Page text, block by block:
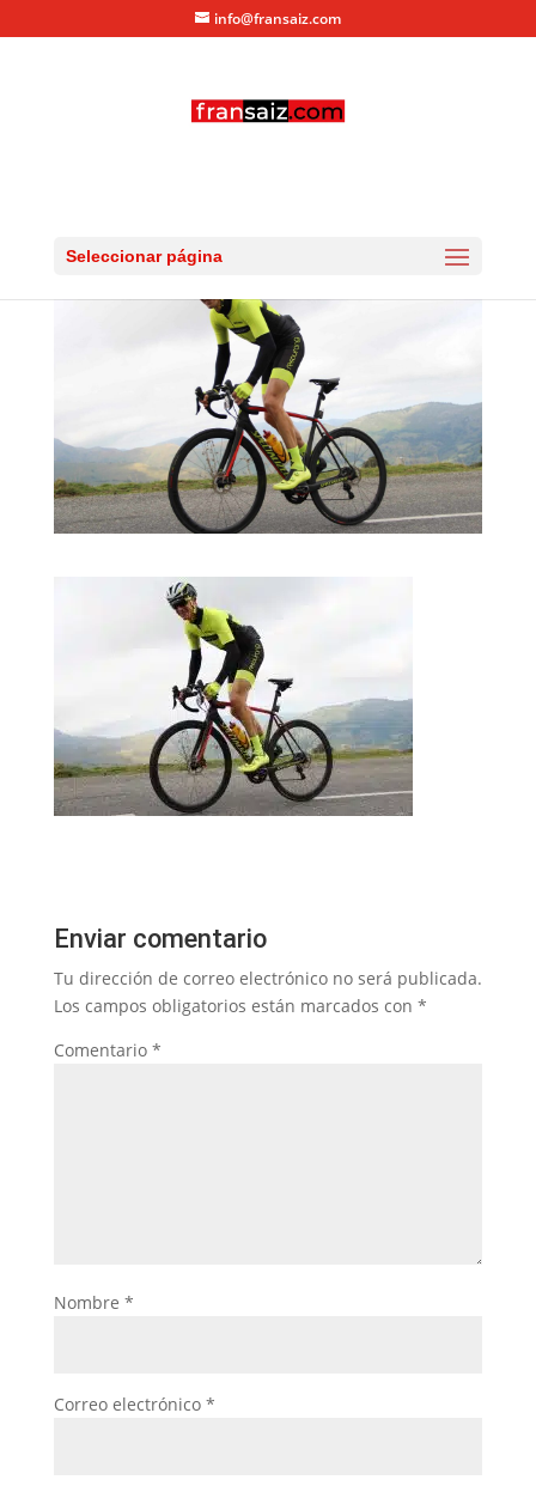
info@fransaiz.com
Seleccionar página
Enviar comentario
Tu dirección de correo electrónico no será publicada.
Los campos obligatorios están marcados con *
Comentario *
Nombre *
Correo electrónico *